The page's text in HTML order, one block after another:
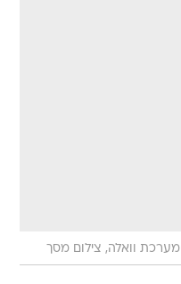
מערכת וואלה, צילום מסך